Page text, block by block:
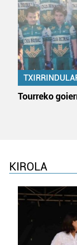
zerbitzuak
baliatzen gara.
erabiltzeko
irakurri
Tourreko
KIROLA